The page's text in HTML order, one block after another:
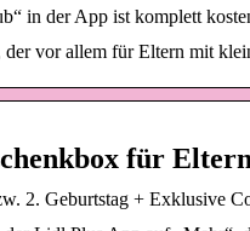
der App ist komplett
vor allem für Eltern mit
für Eltern
2. Geburtstag + Exklusive